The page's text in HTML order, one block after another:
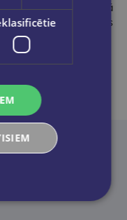
lasītājiem piedāvā
Robertsas grāmatas
šantāža”.
varoņus, kuriem